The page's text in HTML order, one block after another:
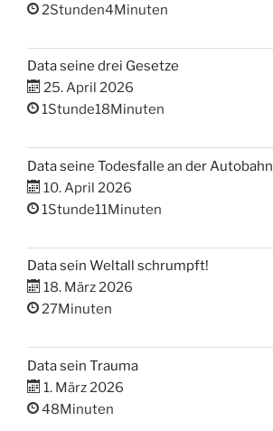
2Stunden4Minuten
Data seine drei Gesetze
25. April 2026
1Stunde18Minuten
Data seine Todesfalle an der Autobahn
10. April 2026
1Stunde11Minuten
Data sein Weltall schrumpft!
18. März 2026
27Minuten
Data sein Trauma
1. März 2026
48Minuten